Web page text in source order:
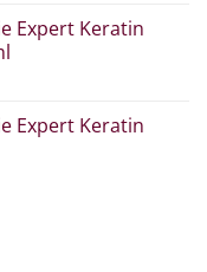
Expert Keratin
Expert Keratin